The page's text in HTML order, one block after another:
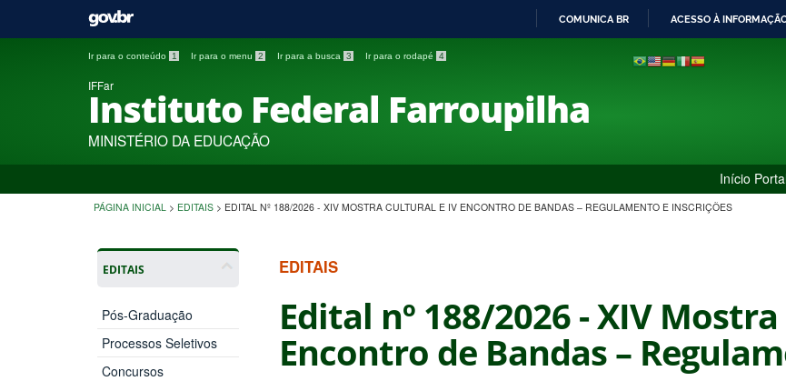
PARA
COMUNICA BR ACESSO À
Ir para o conteúdo 1 Ir para o menu 2 Ir para a busca 3 Ir para o rodapé 4
IFFar
Instituto Federal Farroupilha
MINISTÉRIO DA EDUCAÇÃO
Início
PÁGINA INICIAL > EDITAIS > EDITAL Nº 188/2026 - XIV MOSTRA CULTURAL E IV ENCONTRO DE BANDAS – REGULAMENTO E INSCRIÇÕES
EDITAIS
Pós-Graduação
Processos Seletivos
Concursos
EDITAIS
Edital nº 188/2026 - XIV
Encontro de Bandas –